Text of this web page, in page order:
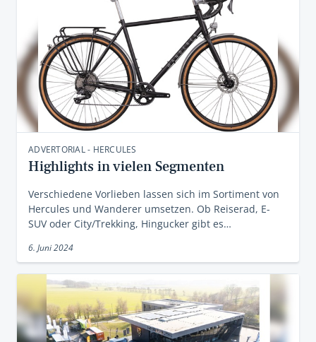
ADVERTORIAL - HERCULES
Highlights in vielen Segmenten
Verschiedene Vorlieben lassen sich im Sortiment von
Hercules und Wanderer umsetzen. Ob Reiserad, E-
SUV oder City/Trekking, Hingucker gibt es…
6. Juni 2024